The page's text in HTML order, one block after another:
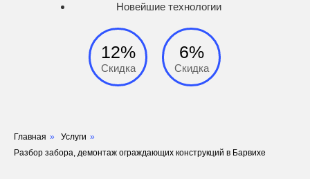
Скидка
6%
12%
Скидка
Новейшие технологии
Главная » Услуги »
Разбор забора, демонтаж ограждающих конструкций в Барвихе